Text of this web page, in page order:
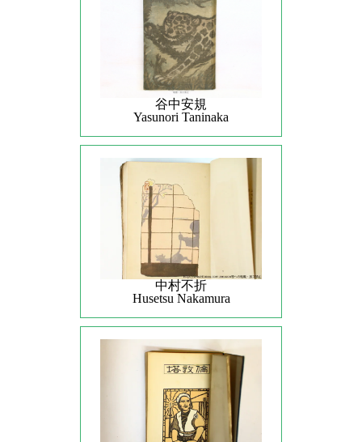
谷中安規
Yasunori Taninaka
中村不折
Husetsu Nakamura